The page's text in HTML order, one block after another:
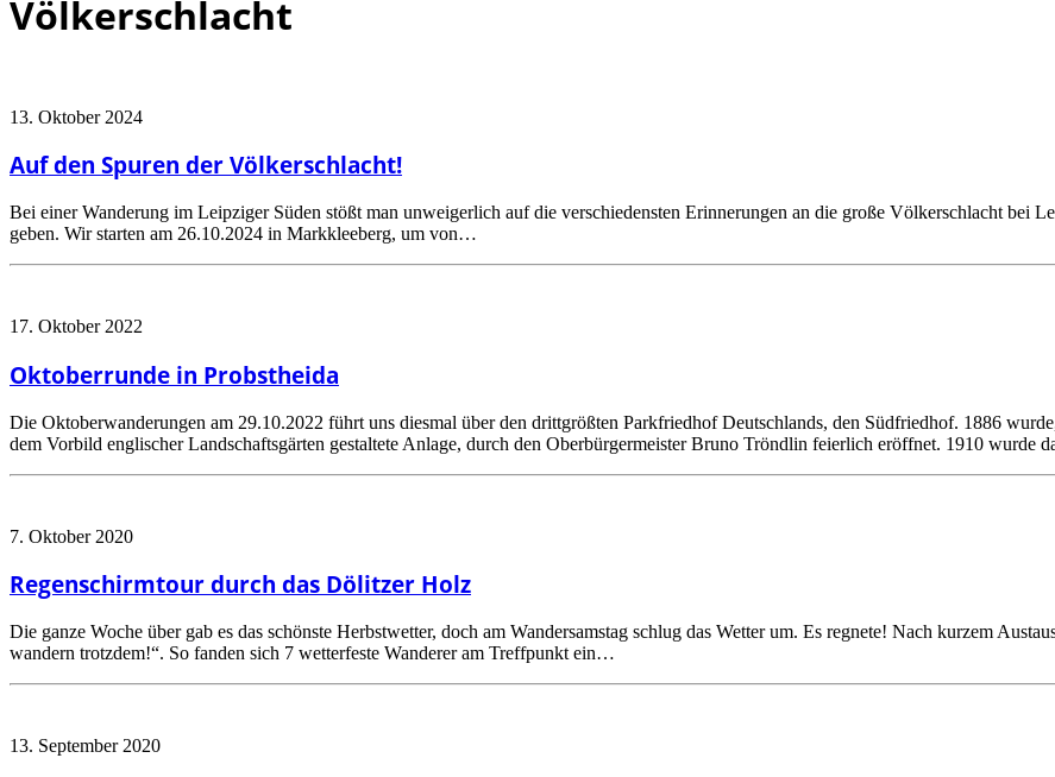
Völkerschlacht
13. Oktober 2024
Auf den Spuren der Völkerschlacht!
Bei einer Wanderung im Leipziger Süden stößt man unweigerlich auf die verschiedensten Erinnerungen an die große Völkerschlacht bei
geben. Wir starten am 26.10.2024 in Markkleeberg, um von…
17. Oktober 2022
Oktoberrunde in Probstheida
Die Oktoberwanderungen am 29.10.2022 führt uns diesmal über den drittgrößten Parkfriedhof Deutschlands, den Südfriedhof. 1886
dem Vorbild englischer Landschaftsgärten gestaltete Anlage, durch den Oberbürgermeister Bruno Tröndlin feierlich eröffnet. 1910 wurde
7. Oktober 2020
Regenschirmtour durch das Dölitzer Holz
Die ganze Woche über gab es das schönste Herbstwetter, doch am Wandersamstag schlug das Wetter um. Es regnete! Nach kurzem
wandern trotzdem!“. So fanden sich 7 wetterfeste Wanderer am Treffpunkt ein…
13. September 2020